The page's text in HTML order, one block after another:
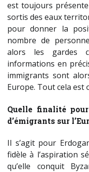
est toujours
sortis des eaux
pour donner la
nombre de
alors les gardes
informations en
immigrants sont
Europe. Tout cela est
Quelle finalité
d’émigrants sur
Il s’agit pour
fidèle à l’aspiration
qu’elle conquit